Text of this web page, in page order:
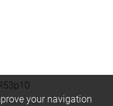
your navigation